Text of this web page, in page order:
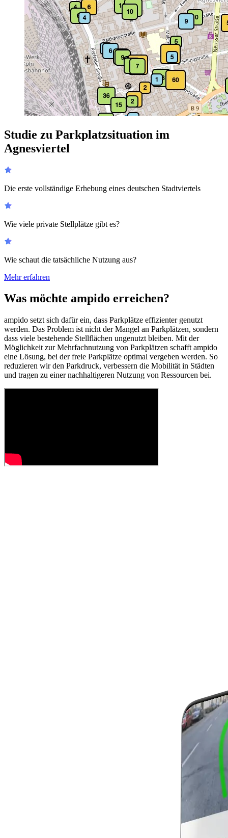
Studie zu Parkplatzsituation im
Agnesviertel
Die erste vollständige Erhebung eines deutschen Stadtviertels
Wie viele private Stellplätze gibt es?
Wie schaut die tatsächliche Nutzung aus?
Mehr erfahren
Was möchte ampido erreichen?
ampido setzt sich dafür ein, dass Parkplätze effizienter genutzt
werden. Das Problem ist nicht der Mangel an Parkplätzen, sondern
dass viele bestehende Stellflächen ungenutzt bleiben. Mit der
Möglichkeit zur Mehrfachnutzung von Parkplätzen schafft ampido
eine Lösung, bei der freie Parkplätze optimal vergeben werden. So
reduzieren wir den Parkdruck, verbessern die Mobilität in Städten
und tragen zu einer nachhaltigeren Nutzung von Ressourcen bei.